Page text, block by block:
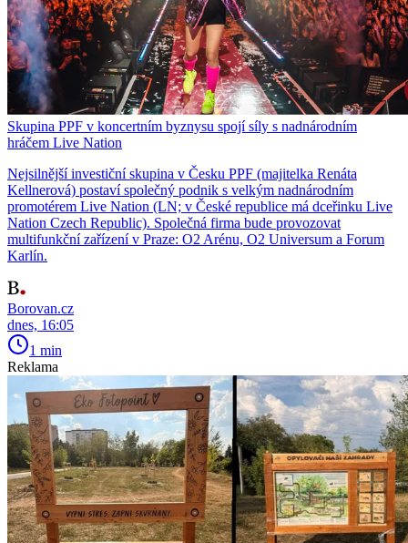
Skupina PPF v koncertním byznysu spojí síly s nadnárodním
hráčem Live Nation
Nejsilnější investiční skupina v Česku PPF (majitelka Renáta
Kellnerová) postaví společný podnik s velkým nadnárodním
promotérem Live Nation (LN; v České republice má dceřinku Live
Nation Czech Republic). Společná firma bude provozovat
multifunkční zařízení v Praze: O2 Arénu, O2 Universum a Forum
Karlín.
Borovan.cz
dnes, 16:05
1 min
Reklama